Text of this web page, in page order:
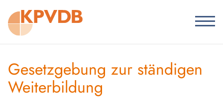
Pflege geht uns alle an
Barrierefreiheit
Startseite
Gesetzgebung zur ständigen
Weiterbildung